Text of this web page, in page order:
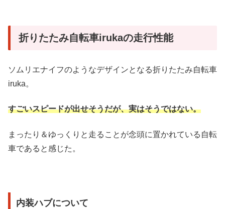
折りたたみ自転車irukaの走行性能
ソムリエナイフのようなデザインとなる折りたたみ自転車
iruka。
すごいスピードが出せそうだが、実はそうではない。
まったり＆ゆっくりと走ることが念頭に置かれている自転
車であると感じた。
内装ハブについて